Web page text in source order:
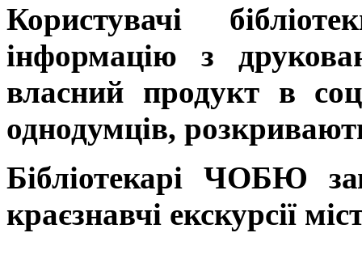
Користувачі
інформацію з
власний продукт в
однодумців,
Бібліотекарі ЧОБЮ
краєзнавчі екскурсії